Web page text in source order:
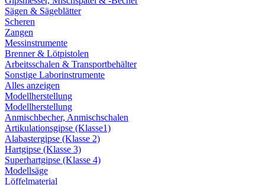
Sägen & Sägeblätter
Scheren
Zangen
Messinstrumente
Brenner & Lötpistolen
Arbeitsschalen & Transportbehälter
Sonstige Laborinstrumente
Alles anzeigen
Modellherstellung
Modellherstellung
Anmischbecher, Anmischschalen
Artikulationsgipse (Klasse1)
Alabastergipse (Klasse 2)
Hartgipse (Klasse 3)
Superhartgipse (Klasse 4)
Modellsäge
Löffelmaterial